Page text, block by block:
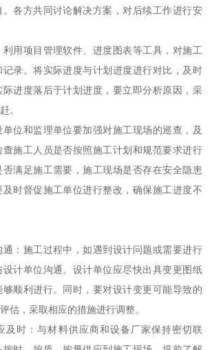
各方共同讨论解决方案，对后续工作进行安
用项目管理软件、进度图表等工具，对施工
录。将实际进度与计划进度进行对比，及时
进度落后于计划进度，要立即分析原因，采
。
位和监理单位要加强对施工现场的巡查，及
施工人员是否按照施工计划和规范要求进行
满足施工需要，施工现场是否存在安全隐患
时督促施工单位进行整改，确保施工进度不
：施工过程中，如遇到设计问题或需要进行
计单位沟通。设计单位应尽快出具变更图纸
顺利进行。同时，要对设计变更可能导致的
估，采取相应的措施进行调整。
及时：与材料供应商和设备厂家保持密切联